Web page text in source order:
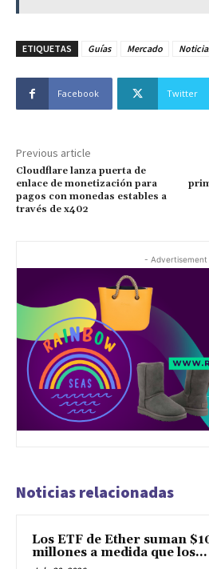
ETIQUETAS Guías Mercado
Facebook Twitter
Previous article
Cloudflare lanza puerta de
enlace de monetización para
pagos con monedas estables a
través de x402
- Advertisement
Noticias relacionadas
Los ETF de Ether suman
millones a medida que los...